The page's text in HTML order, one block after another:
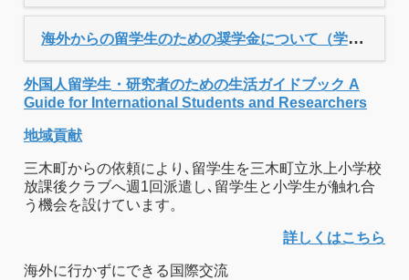
海外からの留学生のための奨学金について（学内限定）
外国人留学生・研究者のための生活ガイドブック A
Guide for International Students and Researchers
地域貢献
三木町からの依頼により､留学生を三木町立氷上小学校
放課後クラブへ週1回派遣し､留学生と小学生が触れ合
う機会を設けています。
詳しくはこちら
海外に行かずにできる国際交流